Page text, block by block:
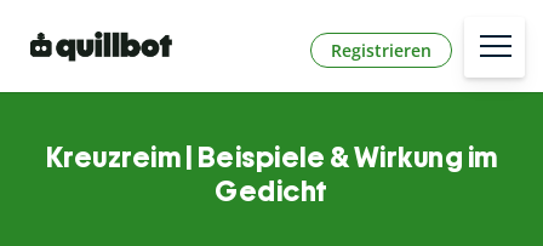
Registrieren
Kreuzreim | Beispiele & Wirkung im
Gedicht